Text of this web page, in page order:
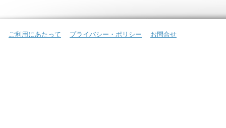
ご利用にあたって プライバシー・ポリシー お問合せ